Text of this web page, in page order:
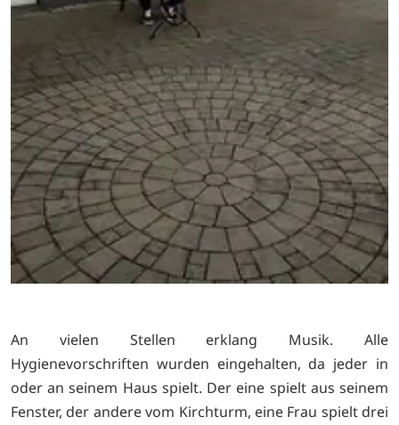
An vielen Stellen erklang Musik. Alle
Hygienevorschriften wurden eingehalten, da jeder in
oder an seinem Haus spielt. Der eine spielt aus seinem
Fenster, der andere vom Kirchturm, eine Frau spielt drei